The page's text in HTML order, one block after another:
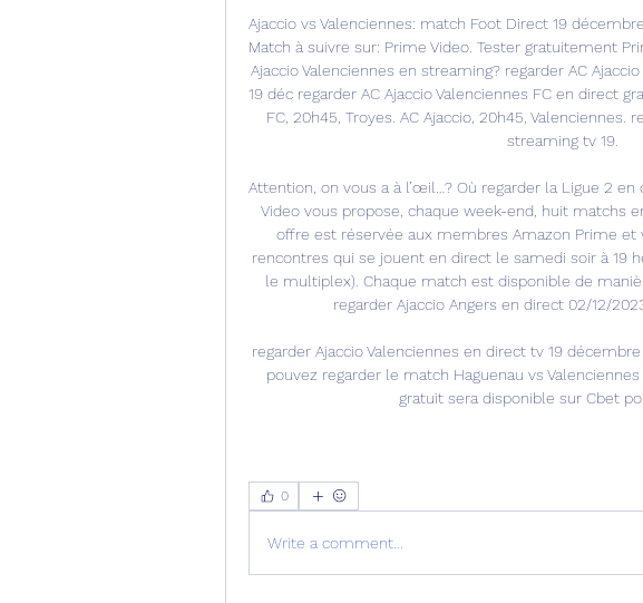
Ajaccio vs Valenciennes: match Foot Direct 19
Match à suivre sur: Prime Video. Tester gratuitement
Ajaccio Valenciennes en streaming? regarder AC
19 déc regarder AC Ajaccio Valenciennes FC en direct
FC, 20h45, Troyes. AC Ajaccio, 20h45, Valenciennes.
streaming tv 19.
Attention, on vous a à l’œil…? Où regarder la Ligue 2 en
Video vous propose, chaque week-end, huit matchs
offre est réservée aux membres Amazon Prime et
rencontres qui se jouent en direct le samedi soir à 19
le multiplex). Chaque match est disponible de
regarder Ajaccio Angers en direct 02/12/
regarder Ajaccio Valenciennes en direct tv 19
pouvez regarder le match Haguenau vs
gratuit sera disponible sur Cbet
0
Write a comment...